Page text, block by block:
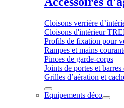
Cloisons verrière
Cloisons d'intérieur
Profils de fixation pour
Rampes et mains
Pinces de garde-corps
Joints de portes et barres
Grilles d’aération et
Equipements déco